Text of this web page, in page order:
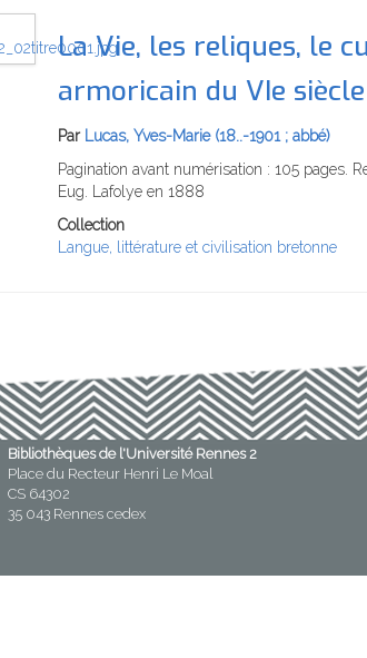
La Vie, les reliques, le
armoricain du VIe
Par Lucas, Yves-Marie (18..-1901 ; abbé)
Pagination avant numérisation : 105 pages.
Eug. Lafolye en 1888
Collection
Langue, littérature et civilisation bretonne
Bibliothèques de l'Université Rennes 2
Place du Recteur Henri Le Moal
CS 64302
35 043 Rennes cedex